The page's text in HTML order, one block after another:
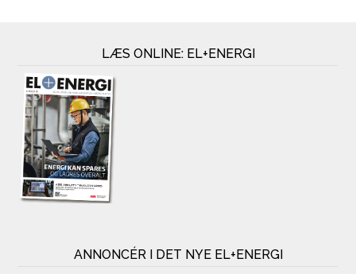
LÆS ONLINE: EL+ENERGI
ANNONCÉR I DET NYE EL+ENERGI